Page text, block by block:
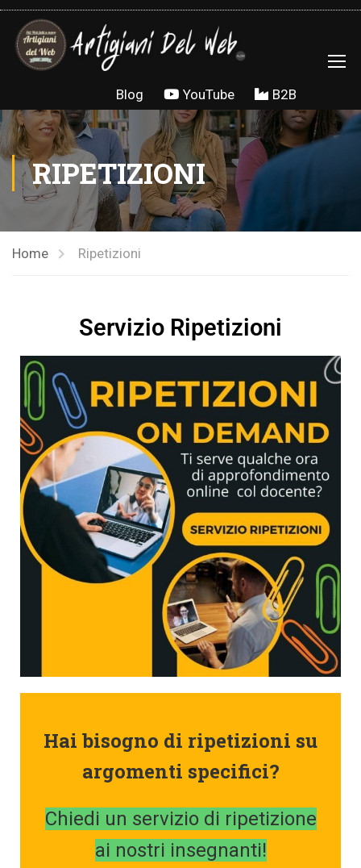
Salta al contenuto
B2B
YouTube
Blog
RIPETIZIONI
Home Ripetizioni
Servizio Ripetizioni
Hai bisogno di ripetizioni su
argomenti specifici?
Chiedi un servizio di ripetizione
ai nostri insegnanti!